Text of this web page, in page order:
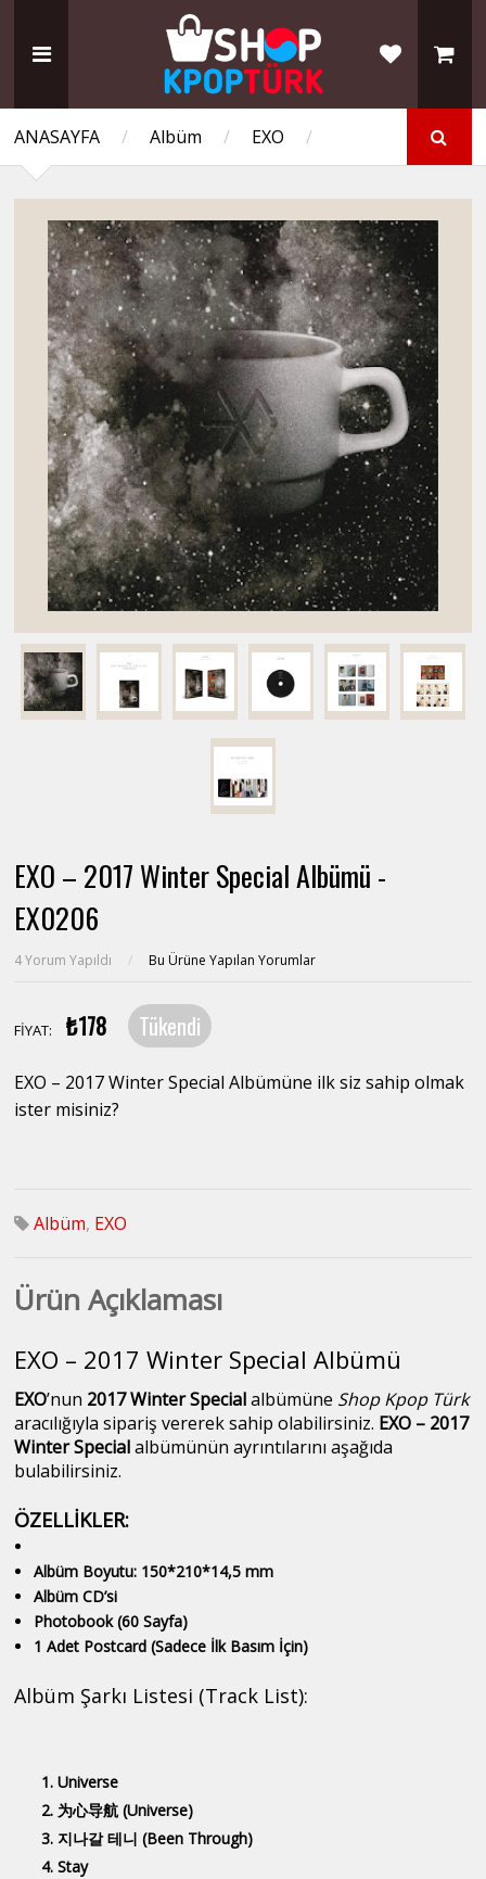
ANASAYFA / Albüm / EXO /
EXO – 2017 Winter Special Albümü -
EX0206
4 Yorum Yapıldı / Bu Ürüne Yapılan Yorumlar
FİYAT: ₺178 Tükendi
EXO – 2017 Winter Special Albümüne ilk siz sahip olmak
ister misiniz?
Albüm, EXO
Ürün Açıklaması
EXO – 2017 Winter Special Albümü
EXO’nun 2017 Winter Specialalbümüne Shop Kpop Türk
aracılığıyla sipariş vererek sahip olabilirsiniz. EXO – 2017
Winter Specialalbümünün ayrıntılarını aşağıda
bulabilirsiniz.
ÖZELLİKLER:
Albüm Boyutu: 150*210*14,5 mm
Albüm CD’si
Photobook (60 Sayfa)
1 Adet Postcard (Sadece İlk Basım İçin)
Albüm Şarkı Listesi (Track List):
Universe
为心导航 (Universe)
지나갈 테니 (Been Through)
Stay